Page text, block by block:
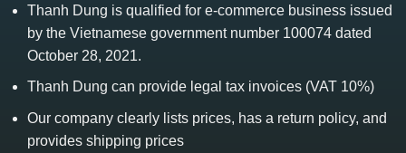
Thanh Dung is qualified for e-commerce business issued
by the Vietnamese government number 100074 dated
October 28, 2021.
Thanh Dung can provide legal tax invoices (VAT 10%)
Our company clearly lists prices, has a return policy, and
provides shipping prices